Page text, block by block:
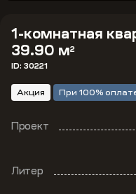
1-комнатная
39.90 м2
ID: 30221
Акция При 100%
Проект
Литер